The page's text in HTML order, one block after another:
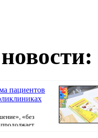
пациентов
«без